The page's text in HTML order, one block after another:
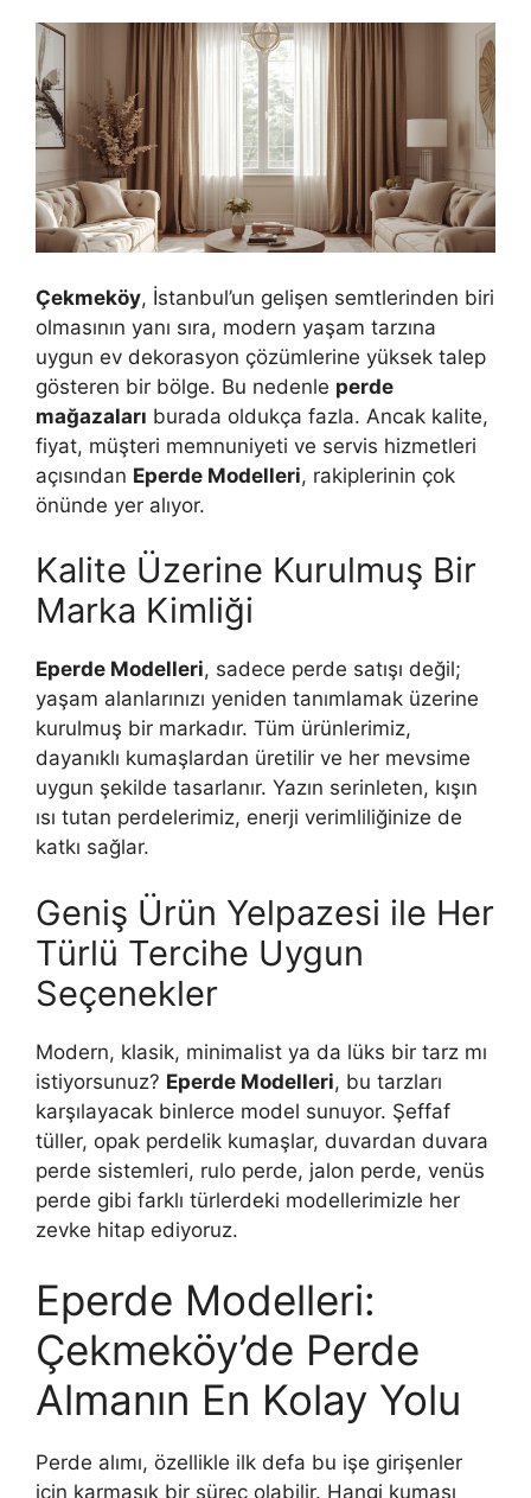
Çekmeköy, İstanbul’un gelişen semtlerinden biri
olmasının yanı sıra, modern yaşam tarzına
uygun ev dekorasyon çözümlerine yüksek talep
gösteren bir bölge. Bu nedenle perde
mağazaları burada oldukça fazla. Ancak kalite,
fiyat, müşteri memnuniyeti ve servis hizmetleri
açısından Eperde Modelleri, rakiplerinin çok
önünde yer alıyor.
Kalite Üzerine Kurulmuş Bir
Marka Kimliği
Eperde Modelleri, sadece perde satışı değil;
yaşam alanlarınızı yeniden tanımlamak üzerine
kurulmuş bir markadır. Tüm ürünlerimiz,
dayanıklı kumaşlardan üretilir ve her mevsime
uygun şekilde tasarlanır. Yazın serinleten, kışın
ısı tutan perdelerimiz, enerji verimliliğinize de
katkı sağlar.
Geniş Ürün Yelpazesi ile Her
Türlü Tercihe Uygun
Seçenekler
Modern, klasik, minimalist ya da lüks bir tarz mı
istiyorsunuz? Eperde Modelleri, bu tarzları
karşılayacak binlerce model sunuyor. Şeffaf
tüller, opak perdelik kumaşlar, duvardan duvara
perde sistemleri, rulo perde, jalon perde, venüs
perde gibi farklı türlerdeki modellerimizle her
zevke hitap ediyoruz.
Eperde Modelleri:
Çekmeköy’de Perde
Almanın En Kolay Yolu
Perde alımı, özellikle ilk defa bu işe girişenler
için karmaşık bir süreç olabilir. Hangi kumaşı